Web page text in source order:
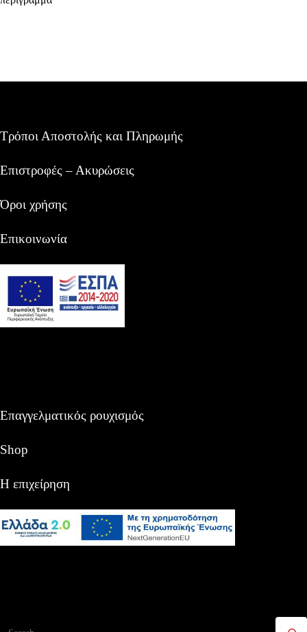
Τρόποι Αποστολής και Πληρωμής
Επιστροφές – Ακυρώσεις
Όροι χρήσης
Επικοινωνία
Επαγγελματικός ρουχισμός
Shop
Η επιχείρηση